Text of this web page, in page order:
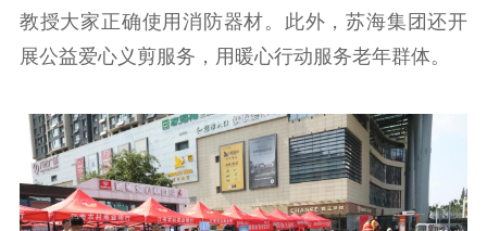
数据资源
公共服务
新时代公民素养
提升资源库
新闻出版
政务服务
作品著作权
登记服务
科研创新
服务管理平台
智库服务
管理平台
文艺创作
服务管理
教授大家正确使用消防器材。此外，苏海集团还开
展公益爱心义剪服务，用暖心行动服务老年群体。